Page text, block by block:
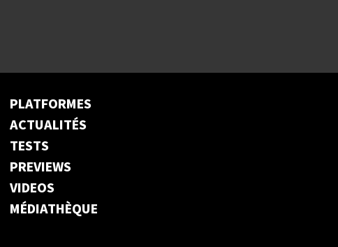
PLATFORMES
ACTUALITÉS
TESTS
PREVIEWS
VIDEOS
MÉDIATHÈQUE